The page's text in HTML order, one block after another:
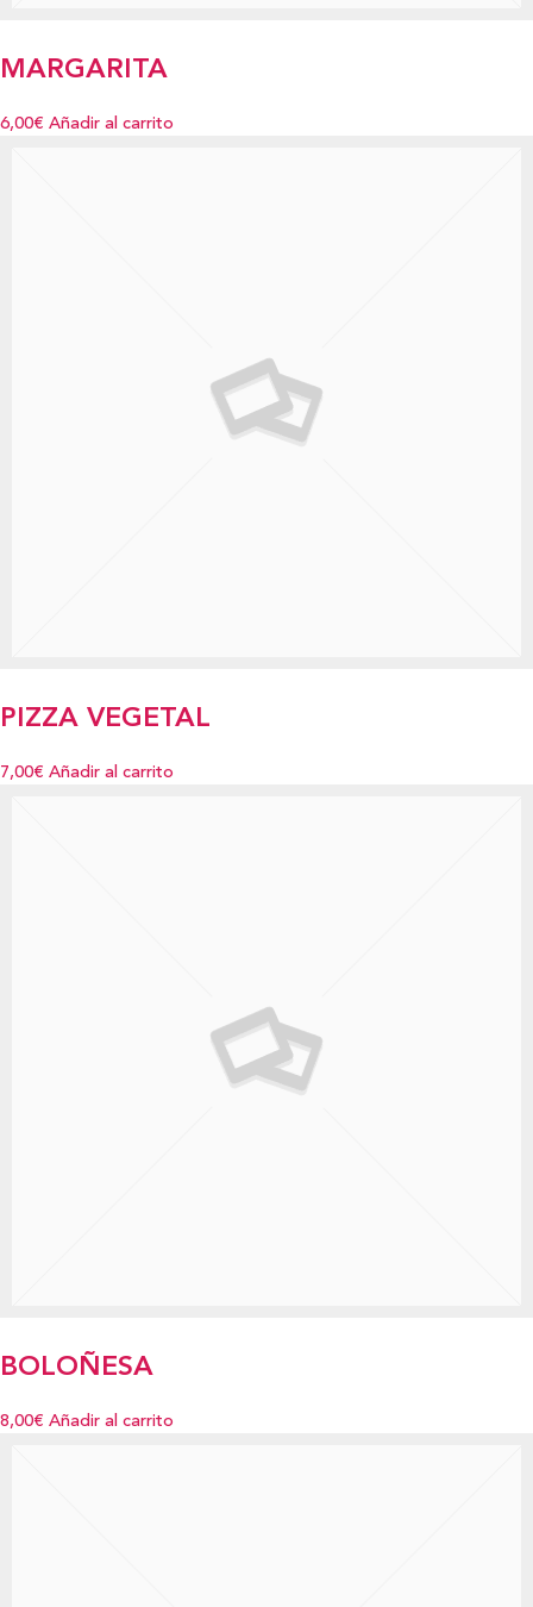
MARGARITA
6,00€ Añadir al carrito
PIZZA VEGETAL
7,00€ Añadir al carrito
BOLOÑESA
8,00€ Añadir al carrito